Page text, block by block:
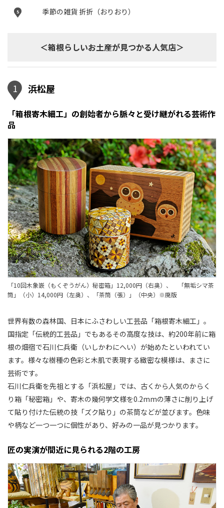
5 季節の雑貨 折折（おりおり）
＜箱根らしいお土産が見つかる人気店＞
1 浜松屋
「箱根寄木細工」の創始者から脈々と受け継がれる芸術作
品
「10回木象嵌（もくぞうがん）秘密箱」12,000円（右奥）、 「無垢シマ茶
筒」（小）14,000円（左奥）、「茶筒（張）」（中央）※廃版
世界有数の森林国、日本にふさわしい工芸品「箱根寄木細工」。
国指定「伝統的工芸品」でもあるその高度な技は、約200年前に箱
根の畑宿で石川仁兵衛（いしかわにへい）が始めたといわれてい
ます。様々な樹種の色彩と木肌で表現する緻密な模様は、まさに
芸術です。
石川仁兵衛を先祖とする「浜松屋」では、古くから人気のからく
り箱「秘密箱」や、寄木の幾何学文様を0.2mmの薄さに削り上げ
て貼り付けた伝統の技「ズク貼り」の茶筒などが並びます。色味
や柄など一つ一つに個性があり、好みの一品が見つかります。
匠の実演が間近に見られる2階の工房